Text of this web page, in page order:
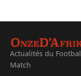
Actualités du
Match